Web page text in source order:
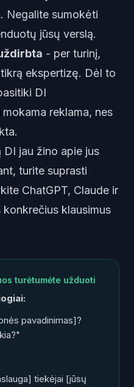
Negalite sumokėti
jūsų verslą.
- per turinį,
ekspertizę. Dėl to
DI
reklama, nes
DI jau žino apie jus
turite suprasti
ChatGPT, Claude ir
klausimus
turėtumėte užduoti
pavadinimas]?
tiekėjai [jūsų